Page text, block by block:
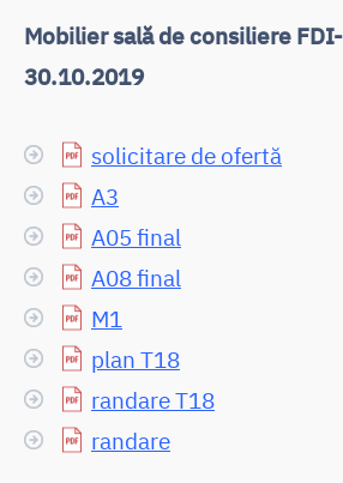
Mobilier sală de consiliere
30.10.2019
solicitare de ofertă
A3
A05 final
A08 final
M1
plan T18
randare T18
randare